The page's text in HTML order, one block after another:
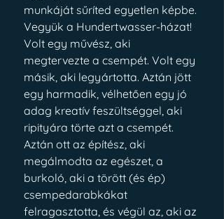
munkáját sűríted egyetlen képbe.
Vegyük a Hundertwasser-házat!
Volt egy művész, aki
megtervezte a csempét. Volt egy
másik, aki legyártotta. Aztán jött
egy harmadik, vélhetően egy jó
adag kreatív feszültséggel, aki
ripityára törte azt a csempét.
Aztán ott az építész, aki
megálmodta az egészet, a
burkoló, aki a törött (és ép)
csempedarabkákat
felragasztotta, és végül az, aki az